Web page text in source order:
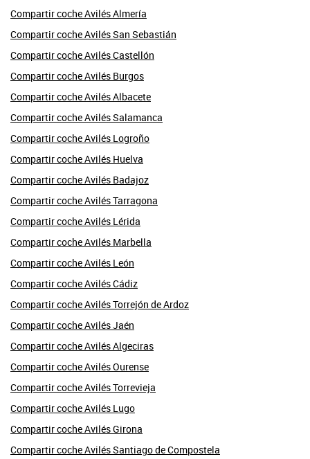
Compartir coche Avilés Almería
Compartir coche Avilés San Sebastián
Compartir coche Avilés Castellón
Compartir coche Avilés Burgos
Compartir coche Avilés Albacete
Compartir coche Avilés Salamanca
Compartir coche Avilés Logroño
Compartir coche Avilés Huelva
Compartir coche Avilés Badajoz
Compartir coche Avilés Tarragona
Compartir coche Avilés Lérida
Compartir coche Avilés Marbella
Compartir coche Avilés León
Compartir coche Avilés Cádiz
Compartir coche Avilés Torrejón de Ardoz
Compartir coche Avilés Jaén
Compartir coche Avilés Algeciras
Compartir coche Avilés Ourense
Compartir coche Avilés Torrevieja
Compartir coche Avilés Lugo
Compartir coche Avilés Girona
Compartir coche Avilés Santiago de Compostela